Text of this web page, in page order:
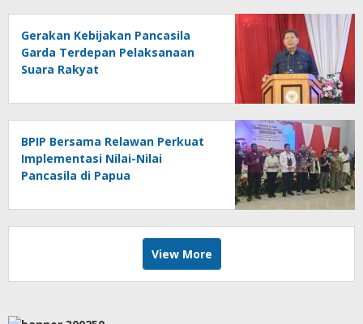
Gerakan Kebijakan Pancasila
Garda Terdepan Pelaksanaan
Suara Rakyat
BPIP Bersama Relawan Perkuat
Implementasi Nilai-Nilai
Pancasila di Papua
View More